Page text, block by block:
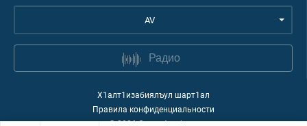
AV
Радио
Х1алт1изабиялъул шарт1ал
Правила конфиденциальности
©2026Quran Academy